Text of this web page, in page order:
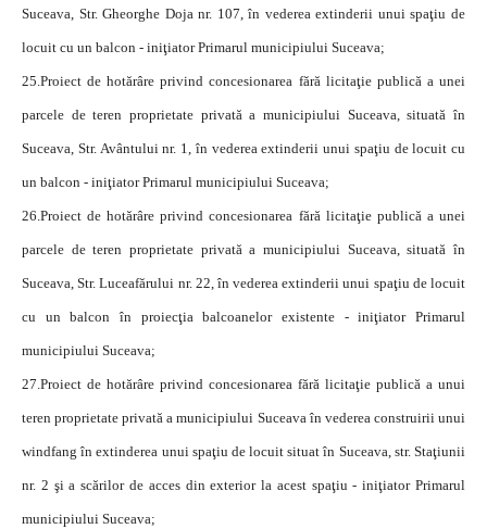
Suceava, Str. Gheorghe Doja nr. 107, în vederea extinderii unui spaţiu de
locuit cu un balcon - iniţiator Primarul municipiului Suceava;
25.Proiect de hotărâre privind concesionarea fără licitaţie publică a unei
parcele de teren proprietate privată a municipiului Suceava, situată în
Suceava, Str. Avântului nr. 1, în vederea extinderii unui spaţiu de locuit cu
un balcon - iniţiator Primarul municipiului Suceava;
26.Proiect de hotărâre privind concesionarea fără licitaţie publică a unei
parcele de teren proprietate privată a municipiului Suceava, situată în
Suceava, Str. Luceafărului nr. 22, în vederea extinderii unui spaţiu de locuit
cu un balcon în proiecţia balcoanelor existente - iniţiator Primarul
municipiului Suceava;
27.Proiect de hotărâre privind concesionarea fără licitaţie publică a unui
teren proprietate privată a municipiului Suceava în vederea construirii unui
windfang în extinderea unui spaţiu de locuit situat în Suceava, str. Staţiunii
nr. 2 şi a scărilor de acces din exterior la acest spaţiu - iniţiator Primarul
municipiului Suceava;